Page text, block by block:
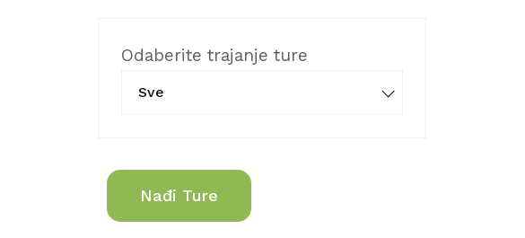
Odaberite trajanje ture
Sve
Nađi Ture